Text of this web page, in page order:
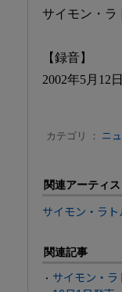
サイモン・ラ
【録音】
2002年5月12
カテゴリ ： ニ
関連アーティス
サイモン・ラト
関連記事
サイモン・